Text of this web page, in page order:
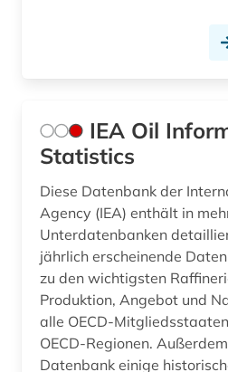
IEA Oil
Statistics
Diese Datenbank der
Agency (IEA) enthält in
Unterdatenbanken
jährlich erscheinende
zu den wichtigsten
Produktion, Angebot und
alle OECD-
OECD-Regionen.
Datenbank einige